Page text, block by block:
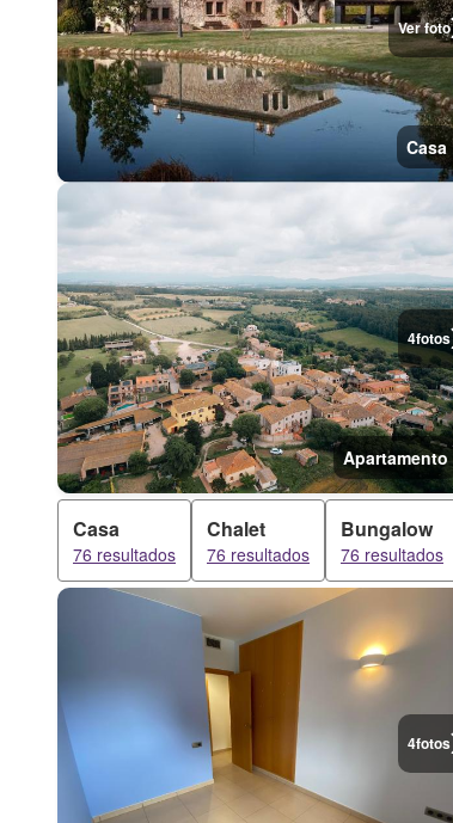
Ver foto
Casa
4fotos
Apartamento
Casa
76 resultados
Chalet
76 resultados
Bungalow
76 resultados
4fotos